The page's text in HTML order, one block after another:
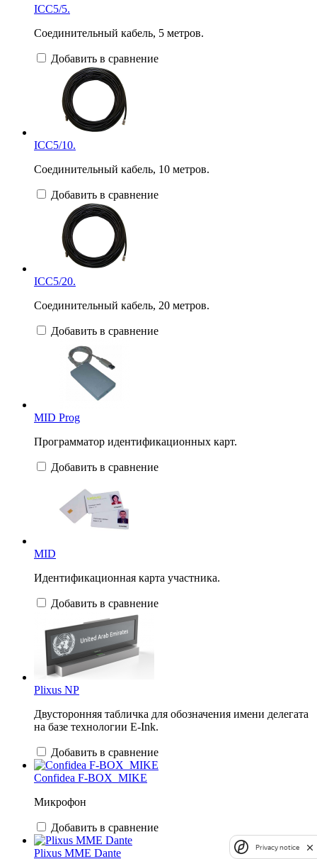
ICC5/5.
Соединительный кабель, 5 метров.
Добавить в сравнение
ICC5/10.
Соединительный кабель, 10 метров.
Добавить в сравнение
ICC5/20.
Соединительный кабель, 20 метров.
Добавить в сравнение
MID Prog
Программатор идентификационных карт.
Добавить в сравнение
MID
Идентификационная карта участника.
Добавить в сравнение
Plixus NP
Двусторонняя табличка для обозначения имени делегата
на базе технологии E-Ink.
Добавить в сравнение
Confidea F-BOX_MIKE
Микрофон
Добавить в сравнение
Plixus MME Dante Privacy notice